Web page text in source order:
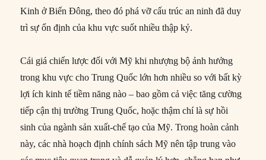
Kinh ở Biển Đông, theo đó phá vỡ cấu trúc an ninh đã duy
trì sự ổn định của khu vực suốt nhiều thập kỷ.
Cái giá chiến lược đối với Mỹ khi nhượng bộ ảnh hưởng
trong khu vực cho Trung Quốc lớn hơn nhiều so với bất kỳ
lợi ích kinh tế tiềm năng nào – bao gồm cả việc tăng cường
tiếp cận thị trường Trung Quốc, hoặc thậm chí là sự hồi
sinh của ngành sản xuất-chế tạo của Mỹ. Trong hoàn cảnh
này, các nhà hoạch định chính sách Mỹ nên tập trung vào